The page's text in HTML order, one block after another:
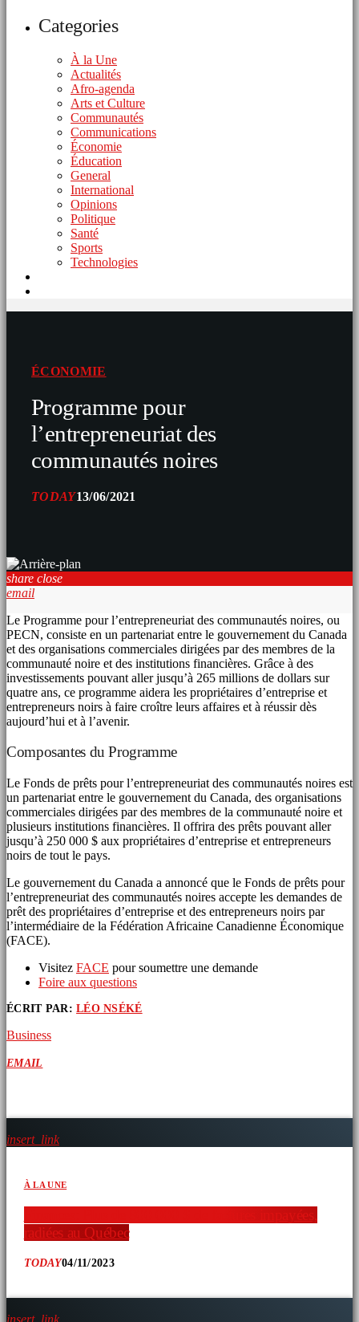
Categories
À la Une
Actualités
Afro-agenda
Arts et Culture
Communautés
Communications
Économie
Éducation
General
International
Opinions
Politique
Santé
Sports
Technologies
ÉCONOMIE
Programme pour
l’entrepreneuriat des
communautés noires
TODAY13/06/2021
share close
email
Le Programme pour l’entrepreneuriat des communautés noires, ou
PECN, consiste en un partenariat entre le gouvernement du Canada
et des organisations commerciales dirigées par des membres de la
communauté noire et des institutions financières. Grâce à des
investissements pouvant aller jusqu’à 265 millions de dollars sur
quatre ans, ce programme aidera les propriétaires d’entreprise et
entrepreneurs noirs à faire croître leurs affaires et à réussir dès
aujourd’hui et à l’avenir.
Composantes du Programme
Le Fonds de prêts pour l’entrepreneuriat des communautés noires est
un partenariat entre le gouvernement du Canada, des organisations
commerciales dirigées par des membres de la communauté noire et
plusieurs institutions financières. Il offrira des prêts pouvant aller
jusqu’à 250 000 $ aux propriétaires d’entreprise et entrepreneurs
noirs de tout le pays.
Le gouvernement du Canada a annoncé que le Fonds de prêts pour
l’entrepreneuriat des communautés noires accepte les demandes de
prêt des propriétaires d’entreprise et des entrepreneurs noirs par
l’intermédiaire de la Fédération Africaine Canadienne Économique
(FACE).
Visitez FACE pour soumettre une demande
Foire aux questions
ÉCRIT PAR:LÉO NSÉKÉ
Business
EMAIL
insert_link
À LA UNE
Finances: Plus de 800 000 $ de factures impayées,
radiées au Québec
TODAY04/11/2023